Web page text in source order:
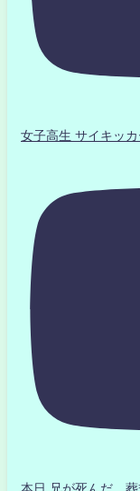
女子高生 サイキッカ
本日 兄が死んだ